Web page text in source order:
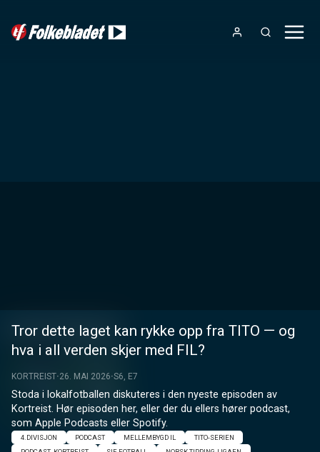
Tror dette laget kan rykke opp fra TITO — og
hva i all verden skjer med FIL?
KORTREIST 26. MAI 2026 S6, E7
Stoda i lokalfotballen diskuteres i den nyeste episoden av
Kortreist. Hør episoden her, eller der du ellers hører podcast,
som Apple Podcasts eller Spotify.
4.DIVISJON PODCAST MELLEMBYGD IL
TITO-SERIEN